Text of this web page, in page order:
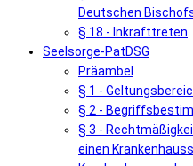
Deutschen
§ 18 - Inkrafttreten
Seelsorge-PatDSG
Präambel
§ 1 -
§ 2 -
§ 3 -
einen